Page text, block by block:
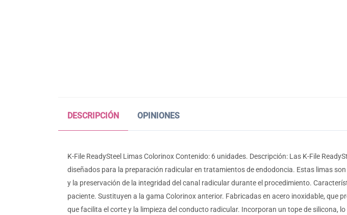
DESCRIPCIÓN OPINIONES
K-File ReadySteel Limas Colorinox Contenido: 6 unidades. Descripción: Las K-File
diseñados para la preparación radicular en tratamientos de endodoncia. Estas limas
y la preservación de la integridad del canal radicular durante el procedimiento.
paciente. Sustituyen a la gama Colorinox anterior. Fabricadas en acero inoxidable,
que facilita el corte y la limpieza del conducto radicular. Incorporan un tope de